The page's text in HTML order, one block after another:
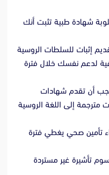
شهادة طبية تثبت أنك
إثبات للسلطات الروسية
لدعم نفسك خلال فترة
يجب أن تقدم شهادات
مترجمة إلى اللغة الروسية
تأمين صحي يغطي فترة
تأشيرة غير مستردة